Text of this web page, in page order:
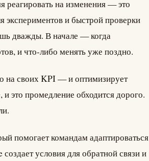
реагировать на изменения — это
экспериментов и быстрой проверки
дважды. В начале — когда
и что-либо менять уже поздно.
на своих KPI — и оптимизирует
это промедление обходится дорого.
помогает командам адаптироваться
условия для обратной связи и